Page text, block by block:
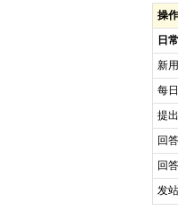
操作
日
新
每
提
回
回
发